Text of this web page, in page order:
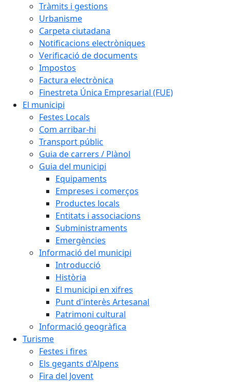
Tràmits i gestions
Urbanisme
Carpeta ciutadana
Notificacions electròniques
Verificació de documents
Impostos
Factura electrònica
Finestreta Única Empresarial (FUE)
El municipi
Festes Locals
Com arribar-hi
Transport públic
Guia de carrers / Plànol
Guia del municipi
Equipaments
Empreses i comerços
Productes locals
Entitats i associacions
Subministraments
Emergències
Informació del municipi
Introducció
Història
El municipi en xifres
Punt d'interès Artesanal
Patrimoni cultural
Informació geogràfica
Turisme
Festes i fires
Els gegants d'Alpens
Fira del Jovent